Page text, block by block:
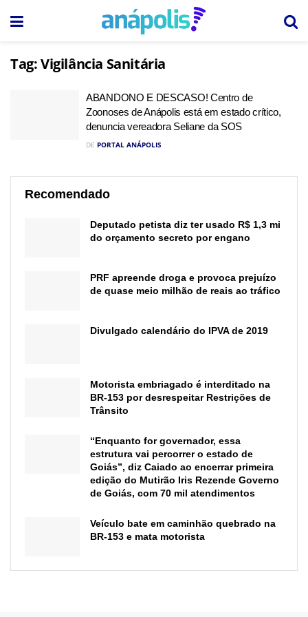
Tag:Vigilância Sanitária
ABANDONO E DESCASO! Centro de
Zoonoses de Anápolis está em estado crítico,
denuncia vereadora Seliane da SOS
DE PORTAL ANÁPOLIS
Recomendado
Deputado petista diz ter usado R$ 1,3 mi
do orçamento secreto por engano
PRF apreende droga e provoca prejuízo
de quase meio milhão de reais ao tráfico
Divulgado calendário do IPVA de 2019
Motorista embriagado é interditado na
BR-153 por desrespeitar Restrições de
Trânsito
“Enquanto for governador, essa
estrutura vai percorrer o estado de
Goiás”, diz Caiado ao encerrar primeira
edição do Mutirão Iris Rezende Governo
de Goiás, com 70 mil atendimentos
Veículo bate em caminhão quebrado na
BR-153 e mata motorista